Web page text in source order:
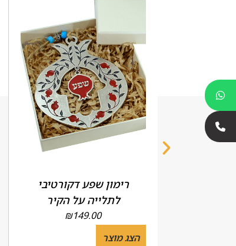
רימון שפע דקורטיבי
לתלייה על הקיר
₪149.00
הצג מוצר